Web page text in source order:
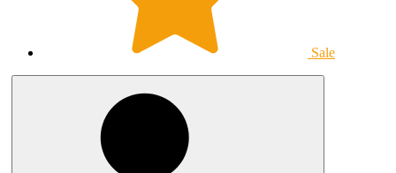
Sale